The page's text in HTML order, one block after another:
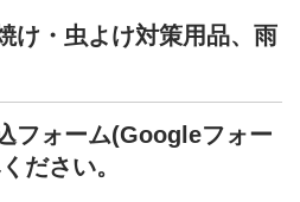
け・虫よけ対策用品、雨
フォーム(Googleフォー
ださい。